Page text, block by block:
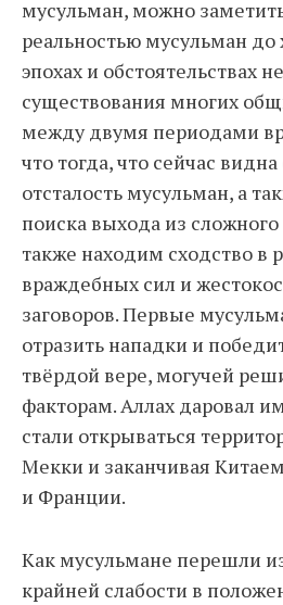
мусульман, можно
реальностью мусульман
эпохах и обстоятельствах
существования многих
между двумя периодами
что тогда, что сейчас видна
отсталость мусульман, а
поиска выхода из
также находим сходство в
враждебных сил и
заговоров. Первые
отразить нападки и
твёрдой вере, могучей
факторам. Аллах даровал
стали открываться
Мекки и заканчивая
и Франции.
Как мусульмане перешли
крайней слабости в